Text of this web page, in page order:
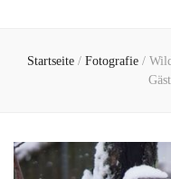
Startseite / Fotografie /